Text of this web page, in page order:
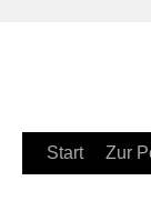
Zum
Start Zur